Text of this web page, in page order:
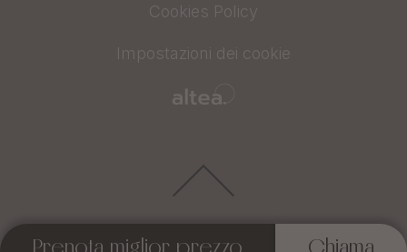
Cookies Policy
Impostazioni dei cookie